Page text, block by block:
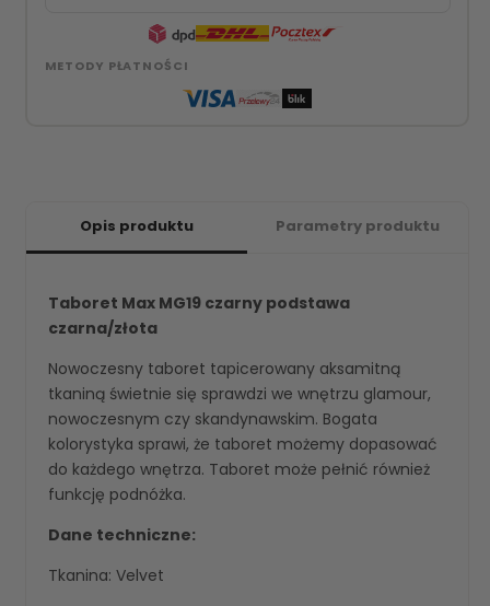
METODY PŁATNOŚCI
Opis produktu Parametry produktu
Taboret Max MG19 czarny podstawa
czarna/złota
Nowoczesny taboret tapicerowany aksamitną
tkaniną świetnie się sprawdzi we wnętrzu glamour,
nowoczesnym czy skandynawskim. Bogata
kolorystyka sprawi, że taboret możemy dopasować
do każdego wnętrza. Taboret może pełnić również
funkcję podnóżka.
Dane techniczne:
Tkanina: Velvet